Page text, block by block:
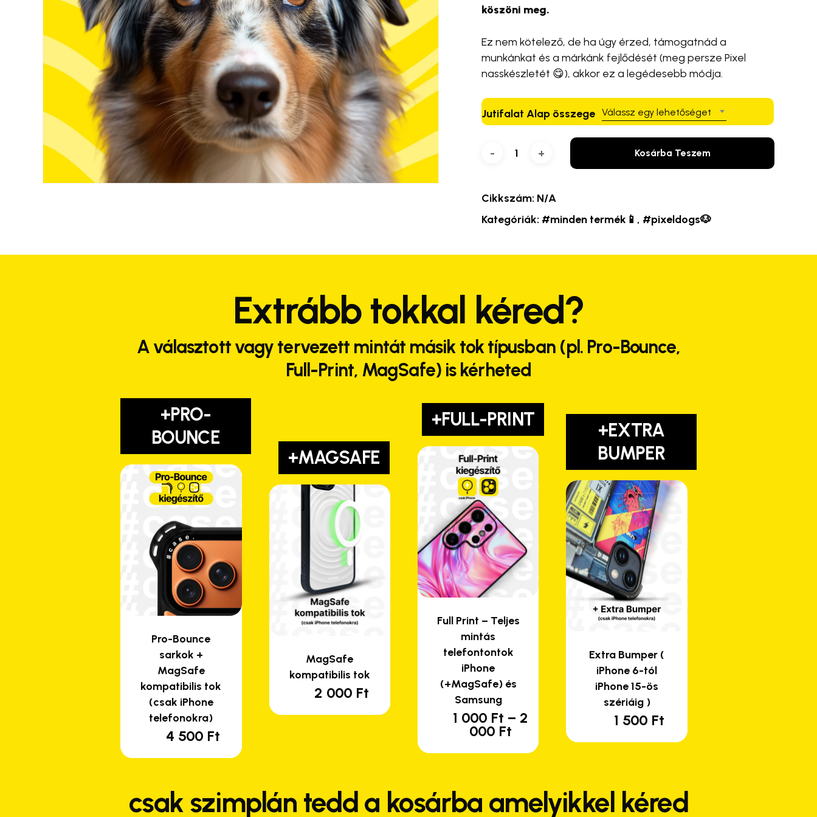
köszöni meg.
Ez nem kötelező, de ha úgy érzed, támogatnád a
munkánkat és a márkánk fejlődését (meg persze Pixel
nasskészletét 😋), akkor ez a legédesebb módja.
Jutifalat Alap összege Válassz egy lehetőséget
Kosárba Teszem
Cikkszám: N/A
Kategóriák:#minden termék📱 ,#pixeldogs🐶
Extrább tokkal kéred?
A választott vagy tervezett mintát másik tok típusban (pl. Pro-Bounce,
Full-Print, MagSafe) is kérheted
+PRO-
BOUNCE
Pro-Bounce
sarkok +
MagSafe
kompatibilis tok
(csak iPhone
telefonokra)
4 500 Ft
+MAGSAFE
MagSafe
kompatibilis tok
2 000 Ft
+FULL-PRINT
Full Print – Teljes
mintás
telefontontok
iPhone
(+MagSafe) és
Samsung
1 000 Ft – 2
000 FtÁrtartomány:
000 Ft
000 Ft
terméknek
van.
+EXTRA
BUMPER
Extra Bumper (
iPhone 6-tól
iPhone 15-ös
szériáig )
1 500 Ft
csak szimplán tedd a kosárba amelyikkel kéred